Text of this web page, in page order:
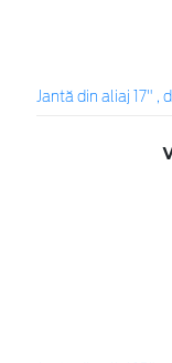
Jantă din aliaj 17" ,